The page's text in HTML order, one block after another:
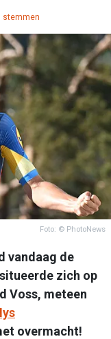
stemmen
Foto: © PhotoNews
vandaag de
zich op
Voss, meteen
overmacht!